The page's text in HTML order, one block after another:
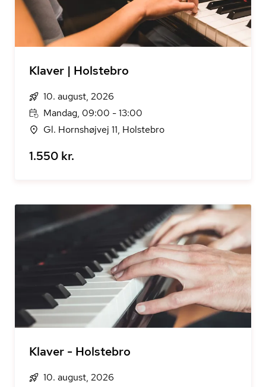
Klaver | Holstebro
10. august, 2026
Mandag, 09:00 - 13:00
Gl. Hornshøjvej 11, Holstebro
1.550 kr.
Klaver - Holstebro
10. august, 2026